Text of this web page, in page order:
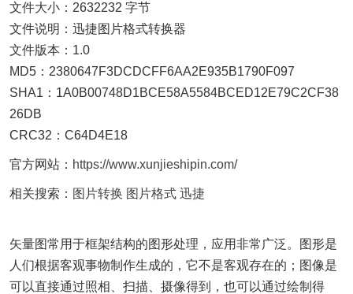
文件大小：2632232 字节
文件说明：迅捷图片格式转换器
文件版本：1.0
MD5：2380647F3DCDCFF6AA2E935B1790F097
SHA1：1A0B00748D1BCE58A5584BCED12E79C2CF38
26DB
CRC32：C64D4E18
官方网站： https://www.xunjieshipin.com/
相关搜索： 图片转换 图片格式 迅捷
矢量图常用于框架结构的图形处理，应用非常广泛。图形是
人们根据客观事物制作生成的，它不是客观存在的；图像是
可以直接通过照相、扫描、摄像得到，也可以通过绘制得